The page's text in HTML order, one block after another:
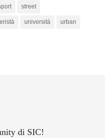
street
università urban
di SIC!